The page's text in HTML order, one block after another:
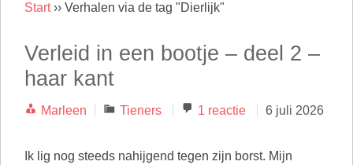
Start›› Verhalen via de tag "Dierlijk"
Verleid in een bootje – deel 2 –
haar kant
Marleen Categorieën
Tieners 1 reactie 6 juli 2026
Ik lig nog steeds nahijgend tegen zijn borst. Mijn